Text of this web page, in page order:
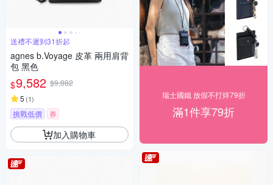
送禮不遲到31折起
agnes b.Voyage 皮革 兩用肩背
包 黑色
$9,582 $9,882
5 (1)
挑戰低價 券
加入購物車
瑞士國鐵 放假不打烊79折
滿1件享79折